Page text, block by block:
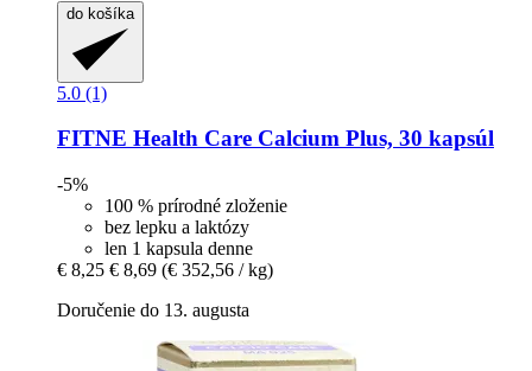
do košíka
5.0 (1)
FITNE Health Care Calcium Plus, 30 kapsúl
-5%
100 % prírodné zloženie
bez lepku a laktózy
len 1 kapsula denne
€ 8,25 € 8,69 (€ 352,56 / kg)
Doručenie do 13. augusta